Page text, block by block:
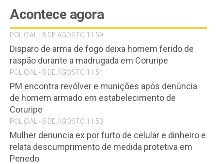
Acontece agora
POLICIAL - 8 DE AGOSTO 11:59
Disparo de arma de fogo deixa homem ferido de
raspão durante a madrugada em Coruripe
POLICIAL - 8 DE AGOSTO 11:54
PM encontra revólver e munições após denúncia
de homem armado em estabelecimento de
Coruripe
POLICIAL - 8 DE AGOSTO 11:50
Mulher denuncia ex por furto de celular e dinheiro e
relata descumprimento de medida protetiva em
Penedo